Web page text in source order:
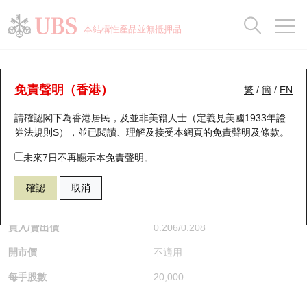
本結構性產品並無抵押品
繁 / 簡 / EN
免責聲明（香港）
請確認閣下為香港居民，及並非美籍人士（定義見美國1933年證
券法規則S），並已閱讀、理解及接受本網頁的免責聲明及條款。
未來7日不再顯示本免責聲明。
確認 取消
牛熊證分析儀
表現 街貨統計 比較
69671 瑞銀牛證 9988 阿里巴巴
$0.208 0.001
買入/賣出價 0.206/0.208
開市價 不適用
每手股數 20,000
瑞銀認股證一覽
新發行瑞銀認股證
即將到期認股證
認股證到期結算價查詢
認股證分析儀
認股證速算機
街貨統計
比較
牛熊全景快搜
牛熊證搜尋
牛熊證街貨分佈圖
正股牛熊證列表
新發行瑞銀牛熊證
已收回牛熊證剩餘價值
街貨統計
比較
十大升幅/跌幅
十大認股證成交分佈
十天股證佔大市成交
資金流
街貨統計
三十大平均引伸波幅
正股分析儀
二十大活躍股份
恒指成份股
國指成份股
科指成份股
相關資產沽空
持股比重
顯示所有持股比重
每月輪證大市專題
輪證專欄
講座及教育短片
認股證投資者教育
牛熊證投資者教育
認股證牛熊證常問問題